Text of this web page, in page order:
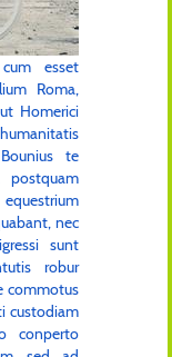
esset
Roma,
Homerici
te
nec
sunt
robur
commotus
custodiam
conperto